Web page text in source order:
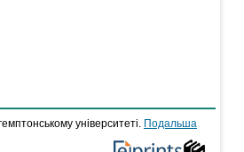
університеті.
Подальша